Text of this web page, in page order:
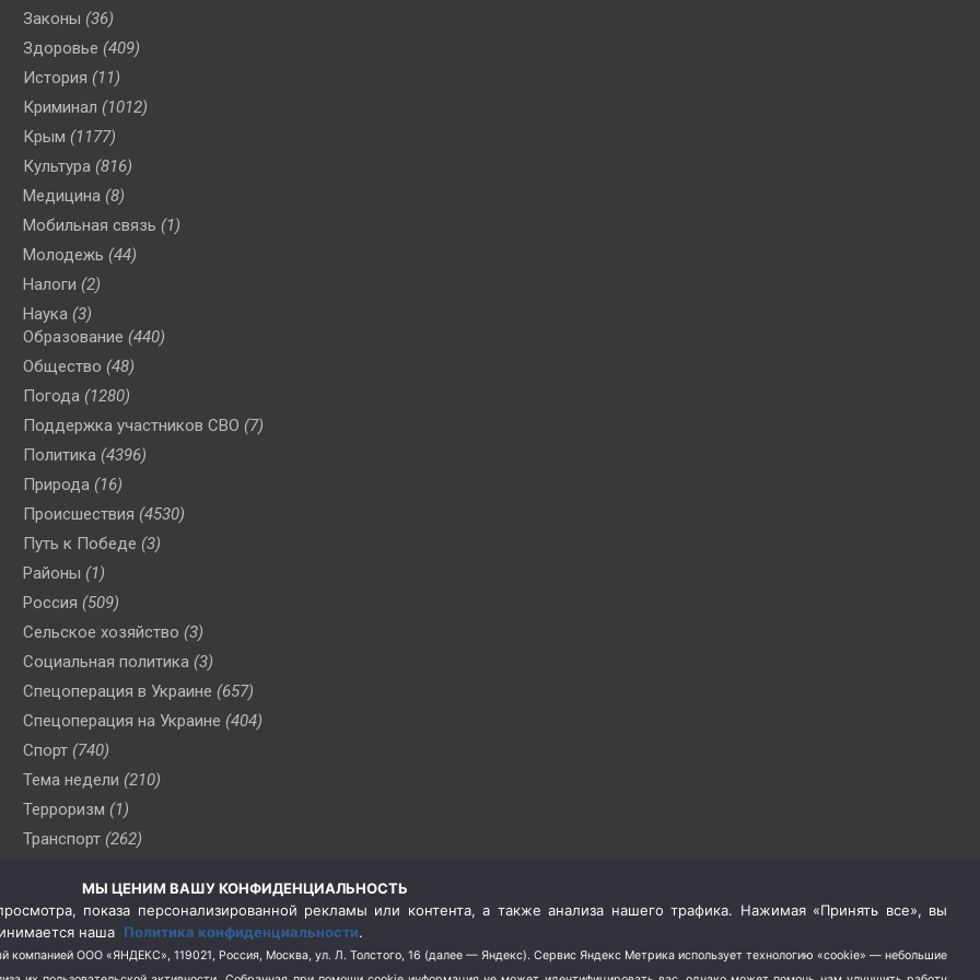
Законы (36)
Здоровье (409)
История (11)
Криминал (1012)
Крым (1177)
Культура (816)
Медицина (8)
Мобильная связь (1)
Молодежь (44)
Налоги (2)
Наука (3)
Образование (440)
Общество (48)
Погода (1280)
Поддержка участников СВО (7)
Политика (4396)
Природа (16)
Происшествия (4530)
Путь к Победе (3)
Районы (1)
Россия (509)
Сельское хозяйство (3)
Социальная политика (3)
Спецоперация в Украине (657)
Спецоперация на Украине (404)
Спорт (740)
Тема недели (210)
Терроризм (1)
Транспорт (262)
(76)
Цены (2)
Школа и спорт (2)
МЫ ЦЕНИМ ВАШУ КОНФИДЕНЦИАЛЬНОСТЬ
показа персонализированной рекламы или контента, а также анализа нашего трафика. Нажимая «Принять все», вы
наша Политика конфиденциальности.
компанией ООО «ЯНДЕКС», 119021, Россия, Москва, ул. Л. Толстого, 16 (далее — Яндекс). Сервис Яндекс Метрика использует технологию «cookie» — небольшие